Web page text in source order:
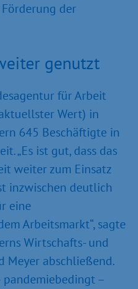
der
genutzt
für Arbeit
Wert) in
645 Beschäftigte in
„Es ist gut, dass das
weiter zum Einsatz
inzwischen deutlich
eine
Arbeitsmarkt“, sagte
Wirtschafts- und
Meyer abschließend.
pandemiebedingt –